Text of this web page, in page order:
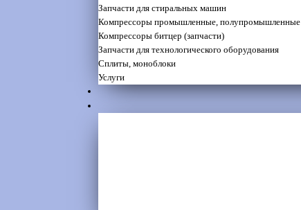
Запчасти для стиральных машин
Компрессоры промышленные, полупромышленные
Компрессоры битцер (запчасти)
Запчасти для технологического оборудования
Сплиты, моноблоки
Услуги